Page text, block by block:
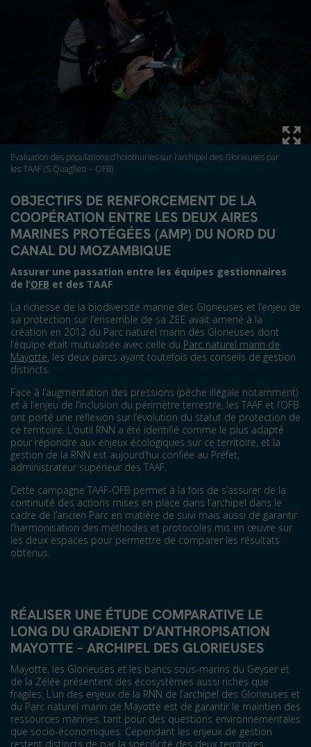
Evaluation des populations d’holothuries sur l’archipel des Glorieuses par
les TAAF (S.Quaglieti – OFB)
OBJECTIFS DE RENFORCEMENT DE LA
COOPÉRATION ENTRE LES DEUX AIRES
MARINES PROTÉGÉES (AMP) DU NORD DU
CANAL DU MOZAMBIQUE
Assurer une passation entre les équipes gestionnaires
de l’OFB et des TAAF
La richesse de la biodiversité marine des Glorieuses et l’enjeu de
sa protection sur l’ensemble de sa ZEE avait amené à la
création en 2012 du Parc naturel marin des Glorieuses dont
l’équipe était mutualisée avec celle du Parc naturel marin de
Mayotte, les deux parcs ayant toutefois des conseils de gestion
distincts.
Face à l’augmentation des pressions (pêche illégale notamment)
et à l’enjeu de l’inclusion du périmètre terrestre, les TAAF et l’OFB
ont porté une réflexion sur l’évolution du statut de protection de
ce territoire. L’outil RNN a été identifié comme le plus adapté
pour répondre aux enjeux écologiques sur ce territoire, et la
gestion de la RNN est aujourd’hui confiée au Préfet,
administrateur supérieur des TAAF.
Cette campagne TAAF-OFB permet à la fois de s’assurer de la
continuité des actions mises en place dans l’archipel dans le
cadre de l’ancien Parc en matière de suivi mais aussi de garantir
l’harmonisation des méthodes et protocoles mis en œuvre sur
les deux espaces pour permettre de comparer les résultats
obtenus.
RÉALISER UNE ÉTUDE COMPARATIVE LE
LONG DU GRADIENT D’ANTHROPISATION
MAYOTTE – ARCHIPEL DES GLORIEUSES
Mayotte, les Glorieuses et les bancs sous-marins du Geyser et
de la Zélée présentent des écosystèmes aussi riches que
fragiles. L’un des enjeux de la RNN de l’archipel des Glorieuses et
du Parc naturel marin de Mayotte est de garantir le maintien des
ressources marines, tant pour des questions environnementales
que socio-économiques. Cependant les enjeux de gestion
restent distincts de par la spécificité des deux territoires.